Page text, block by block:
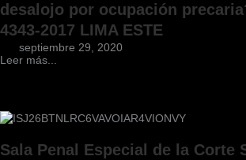
desalojo por ocupación
4343-2017 LIMA ESTE
septiembre 29, 2020
Leer más...
Sala Penal Especial de la Corte